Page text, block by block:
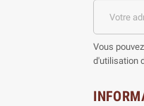
Vous
d'utilisation